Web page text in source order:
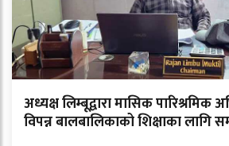
अध्यक्ष लिम्बूद्वारा मासिक पारिश्रमिक
विपन्न बालबालिकाको शिक्षाका लागि